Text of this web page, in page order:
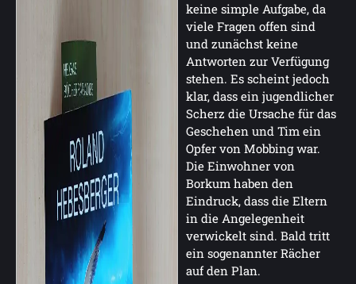
keine simple Aufgabe, da
viele Fragen offen sind
und zunächst keine
Antworten zur Verfügung
stehen. Es scheint jedoch
klar, dass ein jugendlicher
Scherz die Ursache für das
Geschehen und Tim ein
Opfer von Mobbing war.
Die Einwohner von
Borkum haben den
Eindruck, dass die Eltern
in die Angelegenheit
verwickelt sind. Bald tritt
ein sogenannter Rächer
auf den Plan.